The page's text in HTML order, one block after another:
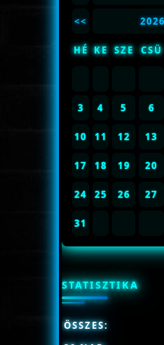
<<
HÉ KE SZE CSÜ
3 4 5 6
10 11 12 13
17 18 19 20
24 25 26 27
31
STATISZTIKA
ÖSSZES: